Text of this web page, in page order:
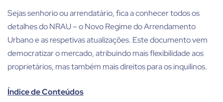
Sejas senhorio ou arrendatário, fica a conhecer todos os
detalhes do NRAU – o Novo Regime do Arrendamento
Urbano e as respetivas atualizações. Este documento vem
democratizar o mercado, atribuindo mais flexibilidade aos
proprietários, mas também mais direitos para os inquilinos.
Índice de Conteúdos